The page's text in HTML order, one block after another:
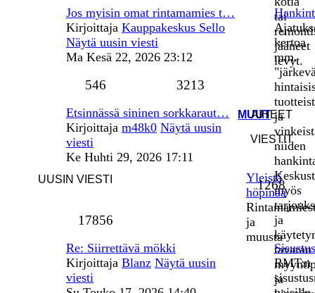
tai
jääneet
levyt.
Jos myisin omat rintamamies t…
Kirjoittaja Kauppakeskus Sello
Näytä uusin viesti
Ma Kesä 22, 2026 23:12
kertoa
mm.
ja
niiden
myös
ja
tavaran
ja
546 3213
Etsinnässä sininen sorkkaraut…
Kirjoittaja m48k0 Näytä uusin
viesti
Ke Huhti 29, 2026 17:11
MUUT
AIHEET
VIESTIT
UUSIN VIESTI
Yleistä
höpinää
ja
muusta
1268
17856
Re: Siirrettävä mökki
Kirjoittaja Blanz Näytä uusin
viesti
RMT:n